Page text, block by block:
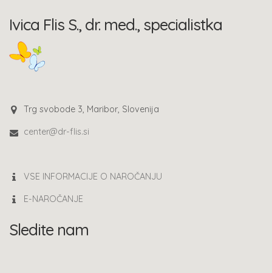
Ivica Flis S., dr. med., specialistka
Trg svobode 3, Maribor, Slovenija
center@dr-flis.si
VSE INFORMACIJE O NAROČANJU
E-NAROČANJE
Sledite nam